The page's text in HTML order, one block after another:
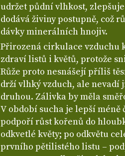
udržet půdní vlhkost,
dodává živiny postupně, což
dávky minerálních hnojiv.
Přirozená cirkulace vzduchu
zdraví listů i květů, protože
Růže proto nesnášejí příliš
drží vlhký vzduch, ale nevadí
druhou. Zálivka by měla
V období sucha je lepší
podpoří růst kořenů do
odkvetlé květy; po odkvětu
prvního pětilistého listu –